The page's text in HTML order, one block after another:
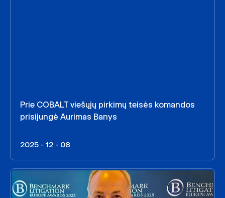
Prie COBALT viešųjų pirkimų teisės komandos
prisijungė Aurimas Banys
2025 - 12 - 08